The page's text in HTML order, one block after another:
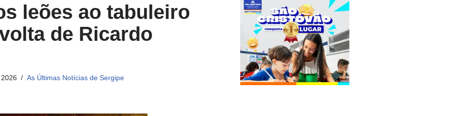
leões ao tabuleiro
de Ricardo
As Últimas Notícias de Sergipe